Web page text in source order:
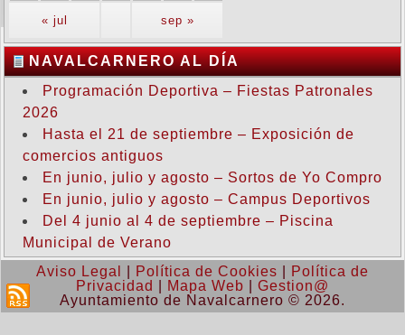
« jul sep »
NAVALCARNERO AL DÍA
Programación Deportiva – Fiestas Patronales
2026
Hasta el 21 de septiembre – Exposición de
comercios antiguos
En junio, julio y agosto – Sortos de Yo Compro
En junio, julio y agosto – Campus Deportivos
Del 4 junio al 4 de septiembre – Piscina
Municipal de Verano
Aviso Legal
Política de Cookies
Política de
Privacidad
Mapa Web
Gestion@
Ayuntamiento de Navalcarnero © 2026.